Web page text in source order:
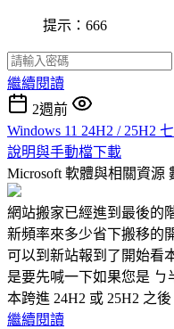
提示：666
繼續閱讀
2週前
Windows 11 24H2 / 25H2
說明與手動檔下載
Microsoft 軟體與相關資源
網站搬家已經進到最後的
新頻率來多少省下搬移的
可以到新站報到了開始看
是要先喊一下如果您是
本跨進 24H2 或 25H2 之後
繼續閱讀